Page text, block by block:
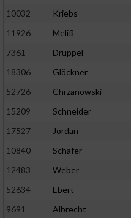
10032
Kriebs
11926
Meliß
7361
Drüppel
18306
Glöckner
52726
Chrzanowski
15209
Schneider
17527
Jordan
10840
Schäfer
12483
Weber
52634
Ebert
9691
Albrecht